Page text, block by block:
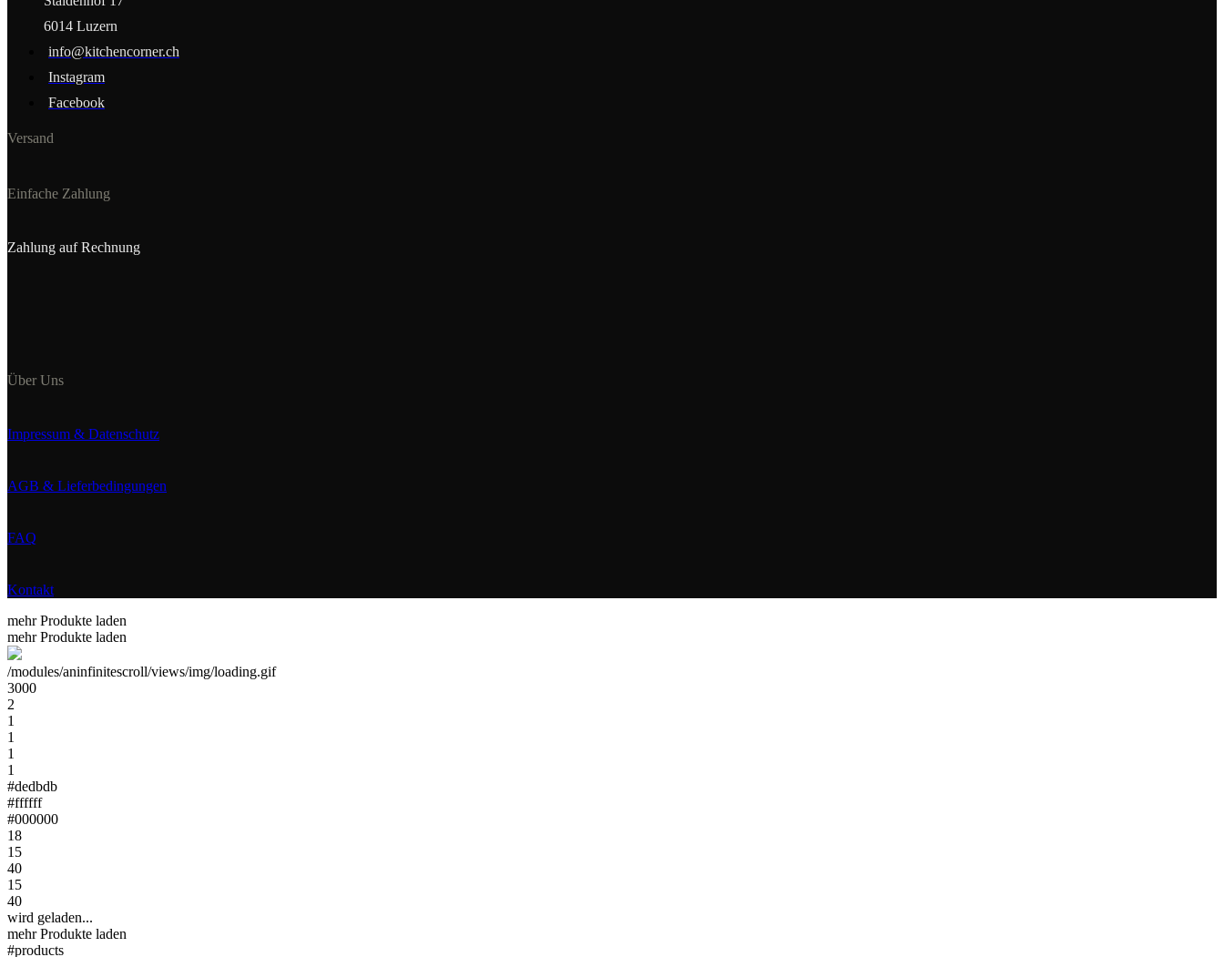
6014 Luzern
info@kitchencorner.ch
Instagram
Facebook
Versand
Einfache Zahlung
Zahlung auf Rechnung
Über Uns
Impressum & Datenschutz
AGB & Lieferbedingungen
FAQ
Kontakt
mehr Produkte laden
mehr Produkte laden
/modules/aninfinitescroll/views/img/loading.gif
3000
2
1
1
1
1
#dedbdb
#ffffff
#000000
18
15
40
15
40
wird geladen...
mehr Produkte laden
#products